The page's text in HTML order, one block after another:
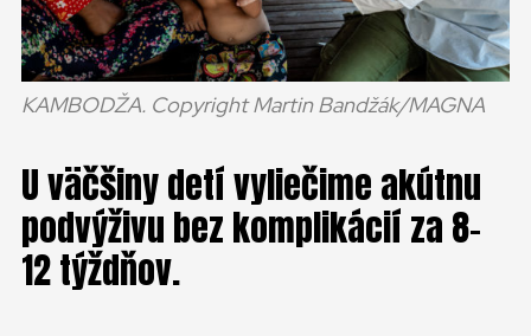
KAMBODŽA. Copyright Martin Bandžák/MAGNA
U väčšiny detí vyliečime akútnu
podvýživu bez komplikácií za 8-
12 týždňov.